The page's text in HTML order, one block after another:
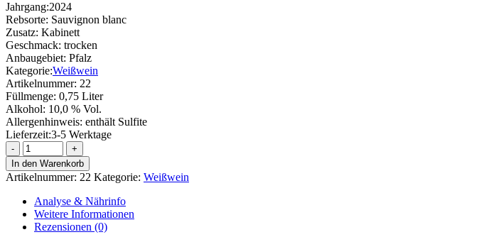
Jahrgang:2024
Rebsorte: Sauvignon blanc
Zusatz: Kabinett
Geschmack: trocken
Anbaugebiet: Pfalz
Kategorie:Weißwein
Artikelnummer: 22
Füllmenge: 0,75 Liter
Alkohol: 10,0 % Vol.
Allergenhinweis: enthält Sulfite
Lieferzeit:3-5 Werktage
Sauvignon
blanc
Menge
In den Warenkorb
Artikelnummer: 22 Kategorie: Weißwein
Analyse & Nährinfo
Weitere Informationen
Rezensionen (0)